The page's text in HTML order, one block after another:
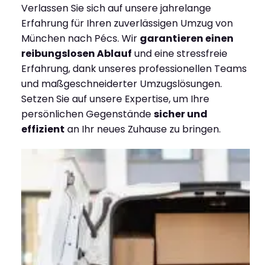
Verlassen Sie sich auf unsere jahrelange
Erfahrung für Ihren zuverlässigen Umzug von
München nach Pécs. Wir garantieren einen
reibungslosen Ablauf und eine stressfreie
Erfahrung, dank unseres professionellen Teams
und maßgeschneiderter Umzugslösungen.
Setzen Sie auf unsere Expertise, um Ihre
persönlichen Gegenständesicher und
effizient an Ihr neues Zuhause zu bringen.